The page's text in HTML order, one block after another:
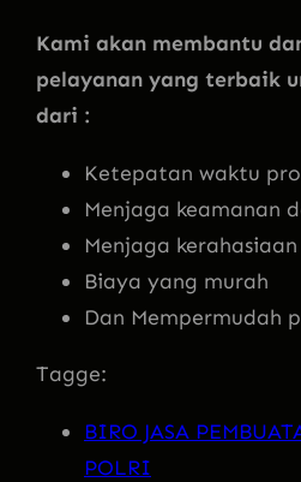
Kami akan membantu
pelayanan yang terbaik
dari :
Ketepatan waktu
Menjaga keamanan
Menjaga
Biaya yang murah
Dan Mempermudah
Tagge:
BIRO JASA
POLRI